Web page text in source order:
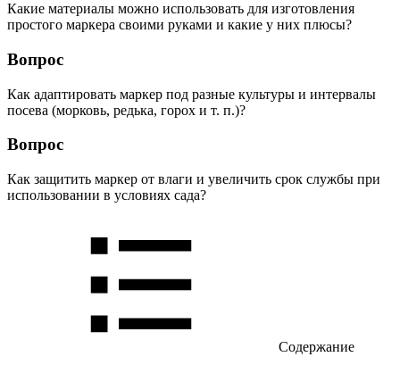
Какие материалы можно использовать для изготовления
простого маркера своими руками и какие у них плюсы?
Вопрос
Как адаптировать маркер под разные культуры и интервалы
посева (морковь, редька, горох и т. п.)?
Вопрос
Как защитить маркер от влаги и увеличить срок службы при
использовании в условиях сада?
Содержание